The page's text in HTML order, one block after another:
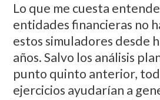
Lo que me cuesta
entidades financieras no
estos simuladores desde
años. Salvo los análisis
punto quinto anterior,
ejercicios ayudarían a